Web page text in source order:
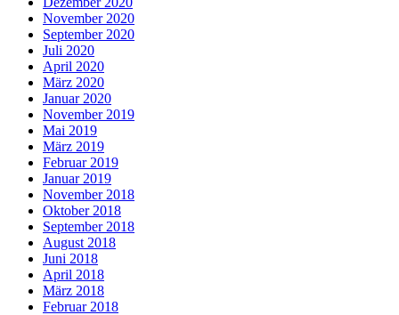
November 2020
September 2020
Juli 2020
April 2020
März 2020
Januar 2020
November 2019
Mai 2019
März 2019
Februar 2019
Januar 2019
November 2018
Oktober 2018
September 2018
August 2018
Juni 2018
April 2018
März 2018
Februar 2018